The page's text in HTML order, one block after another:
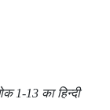
1-13 का हिन्दी